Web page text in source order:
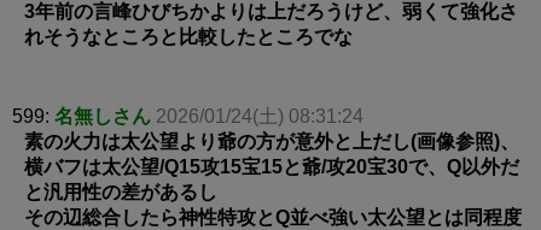
3年前の言峰ひびちかよりは上だろうけど、弱くて強化さ
れそうなところと比較したところでな
599: 名無しさん 2026/01/24(土) 08:31:24
素の火力は太公望より爺の方が意外と上だし(画像参照)、
横バフは太公望/Q15攻15宝15と爺/攻20宝30で、Q以外だ
と汎用性の差があるし
その辺総合したら神性特攻とQ並べ強い太公望とは同程度